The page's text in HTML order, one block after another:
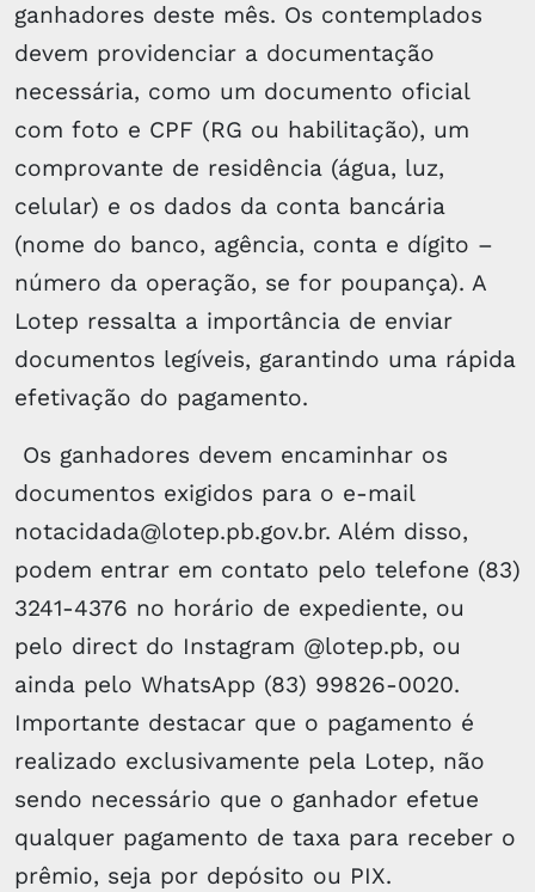
ganhadores deste mês. Os contemplados
devem providenciar a documentação
necessária, como um documento oficial
com foto e CPF (RG ou habilitação), um
comprovante de residência (água, luz,
celular) e os dados da conta bancária
(nome do banco, agência, conta e dígito –
número da operação, se for poupança). A
Lotep ressalta a importância de enviar
documentos legíveis, garantindo uma rápida
efetivação do pagamento.
Os ganhadores devem encaminhar os
documentos exigidos para o e-mail
notacidada@lotep.pb.gov.br. Além disso,
podem entrar em contato pelo telefone (83)
3241-4376 no horário de expediente, ou
pelo direct do Instagram @lotep.pb, ou
ainda pelo WhatsApp (83) 99826-0020.
Importante destacar que o pagamento é
realizado exclusivamente pela Lotep, não
sendo necessário que o ganhador efetue
qualquer pagamento de taxa para receber o
prêmio, seja por depósito ou PIX.